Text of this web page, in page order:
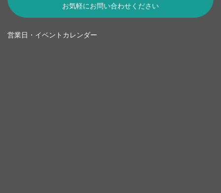
お気軽にお問い合わせください
営業日・イベントカレンダー